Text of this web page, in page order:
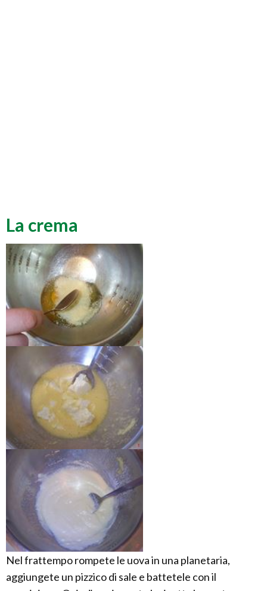
La crema
Nel frattempo rompete le uova in una planetaria,
aggiungete un pizzico di sale e battetele con il